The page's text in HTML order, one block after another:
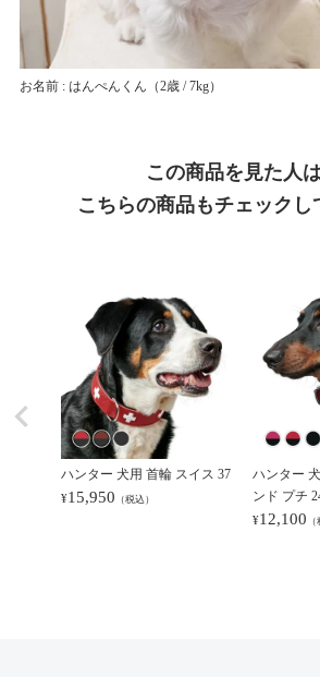
お名前 : はんぺんくん （2歳 / 7kg）
この商品を見た人は
こちらの商品もチェックし
ハンター 犬用 首輪 スイス 37
¥15,950 （税込）
ハンター
ンド プチ
¥12,100